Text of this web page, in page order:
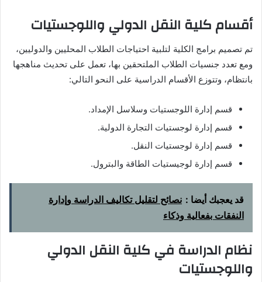
أقسام كلية النقل الدولي واللوجستيات
تم تصميم برامج الكلية لتلبية احتياجات الطلاب المحليين والدوليين،
ومع تعدد جنسيات الطلاب الملتحقين بها، تعمل على تحديث مناهجها
بانتظام، وتتوزع الأقسام الدراسية على النحو التالي:
قسم إدارة اللوجستيات وسلاسل الإمداد.
قسم إدارة لوجستيات التجارة الدولية.
قسم إدارة لوجستيات النقل.
قسم إدارة لوجيستيات الطاقة والبترول.
قد يعجبك أيضا : نصائح لتقليل تكاليف الدراسة وإدارة
النفقات بفعالية وذكاء
نظام الدراسة في كلية النقل الدولي
واللوجستيات